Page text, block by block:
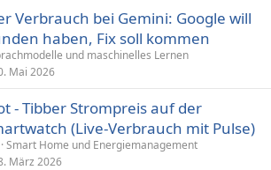
Verbrauch bei Gemini: Google will
haben, Fix soll kommen
und maschinelles Lernen
Mai 2026
- Tibber Strompreis auf der
(Live-Verbrauch mit Pulse)
Smart Home und Energiemanagement
März 2026